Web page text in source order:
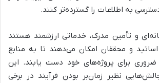
به اطلاعات را گسترده‌تر کنند.
و تأمین مدرک، خدماتی ارزشمند هستند
و محققان امکان می‌دهند تا به منابع
برای پروژه‌های خود دست یابند. این
نظیر زمان‌بر بودن فرآیند در برخی